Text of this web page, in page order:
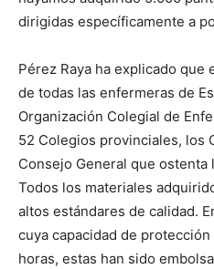
dirigidas específicamente a
Pérez Raya ha explicado que
de todas las enfermeras de
Organización Colegial de
52 Colegios provinciales, los
Consejo General que
Todos los materiales
altos estándares de calidad.
cuya capacidad de
horas, estas han sido